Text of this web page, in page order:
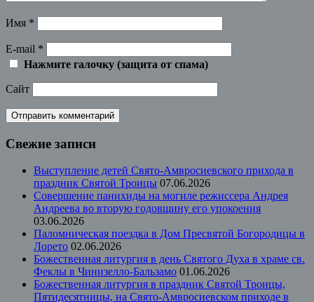
Имя *
E-mail *
Нажмите галочку (защита от спама)
Сайт
Свежие записи
Выступление детей Свято-Амвросиевского прихода в
праздник Святой Троицы 07.06.2026
Совершение панихиды на могиле режиссера Андрея
Андреева во вторую годовщину его упокоения
03.06.2026
Паломническая поездка в Дом Пресвятой Богородицы в
Лорето 02.06.2026
Божественная литургия в день Святого Духа в храме св.
Феклы в Чинизелло-Бальзамо 01.06.2026
Божественная литургия в праздник Святой Троицы,
Пятидесятницы, на Свято-Амвросиевском приходе в